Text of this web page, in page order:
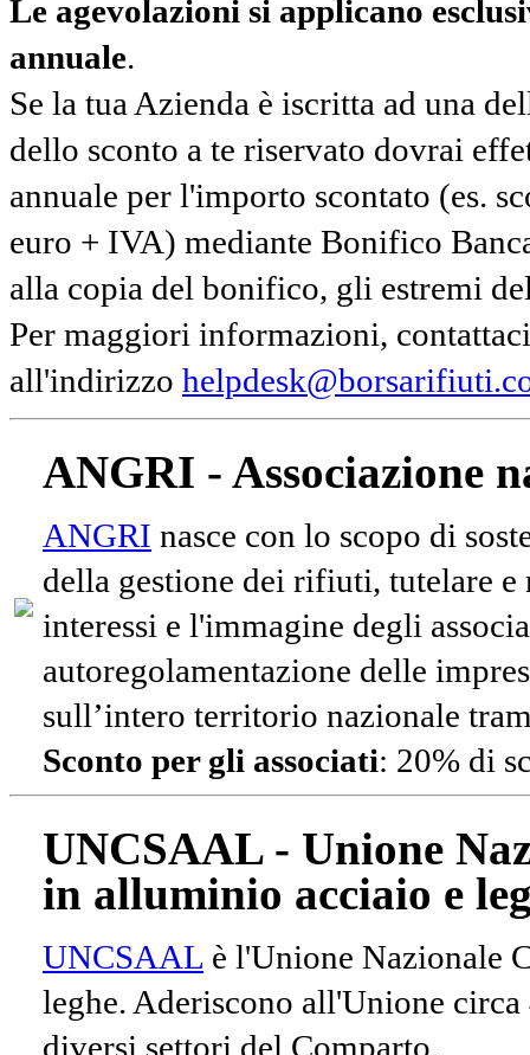
Le agevolazioni si applicano
annuale.
Se la tua Azienda è iscritta ad una
dello sconto a te riservato dovrai
annuale per l'importo scontato (es.
euro + IVA) mediante Bonifico
alla copia del bonifico, gli estremi
Per maggiori informazioni,
all'indirizzo
ANGRI - Associazione
ANGRI nasce con lo scopo di
della gestione dei rifiuti, tutelare e
interessi e l'immagine degli
autoregolamentazione delle
sull’intero territorio nazionale
Sconto per gli associati: 20% di
UNCSAAL - Unione
in alluminio acciaio e
UNCSAAL è l'Unione Nazionale
leghe. Aderiscono all'Unione
diversi settori del Comparto.